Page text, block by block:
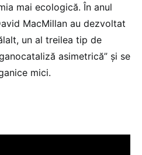
mai ecologică. În anul
MacMillan au dezvoltat
un al treilea tip de
asimetrică” și se
mici.